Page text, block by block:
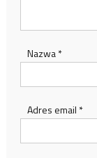
Nazwa*
Adres email *